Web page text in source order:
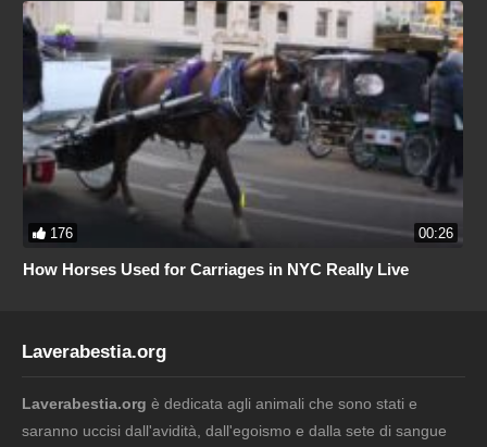
176 00:26
How Horses Used for Carriages in NYC Really Live
Laverabestia.org
Laverabestia.org è dedicata agli animali che sono stati e
saranno uccisi dall'avidità, dall'egoismo e dalla sete di sangue